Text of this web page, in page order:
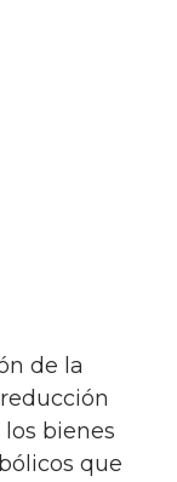
de la
bienes
que